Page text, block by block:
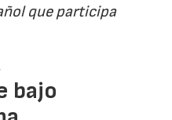
que participa
bajo